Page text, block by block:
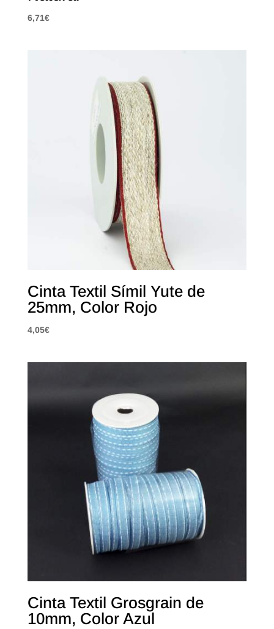
6,71€
Cinta Textil Símil Yute de
25mm, Color Rojo
4,05€
Cinta Textil Grosgrain de
10mm, Color Azul